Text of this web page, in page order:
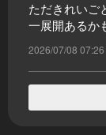
ただきれいご
一展開あるか
2026/07/08 07:26